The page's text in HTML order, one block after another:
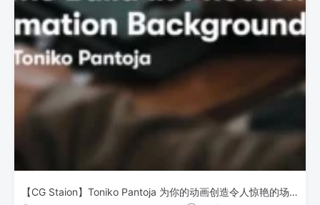
【CG Staion】Toniko Pantoja 为你的动画创造令人惊艳的场景